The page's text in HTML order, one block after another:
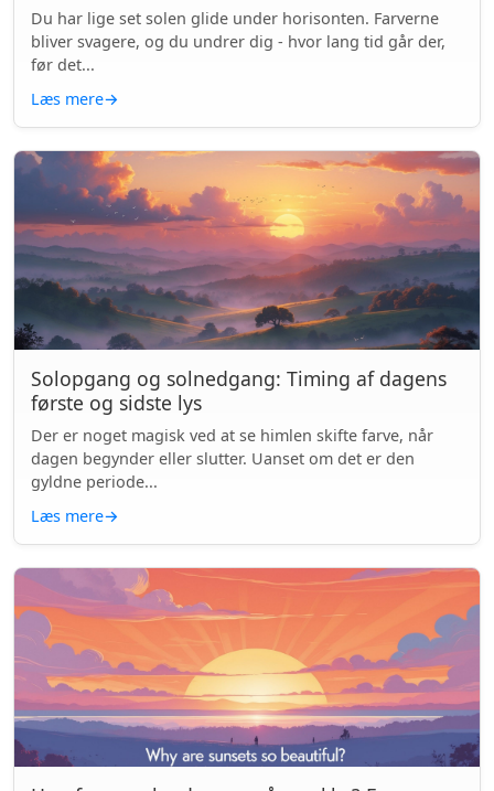
Du har lige set solen glide under horisonten. Farverne
bliver svagere, og du undrer dig - hvor lang tid går der,
før det...
Læs mere→
Solopgang og solnedgang: Timing af dagens
første og sidste lys
Der er noget magisk ved at se himlen skifte farve, når
dagen begynder eller slutter. Uanset om det er den
gyldne periode...
Læs mere→